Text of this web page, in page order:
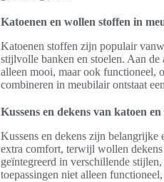
Katoenen en wollen stoffen in
Katoenen stoffen zijn populair
stijlvolle banken en stoelen. Aan
alleen mooi, maar ook functioneel,
combineren in meubilair ontstaat
Kussens en dekens van katoen
Kussens en dekens zijn belangrijke
extra comfort, terwijl wollen
geïntegreerd in verschillende
toepassingen niet alleen